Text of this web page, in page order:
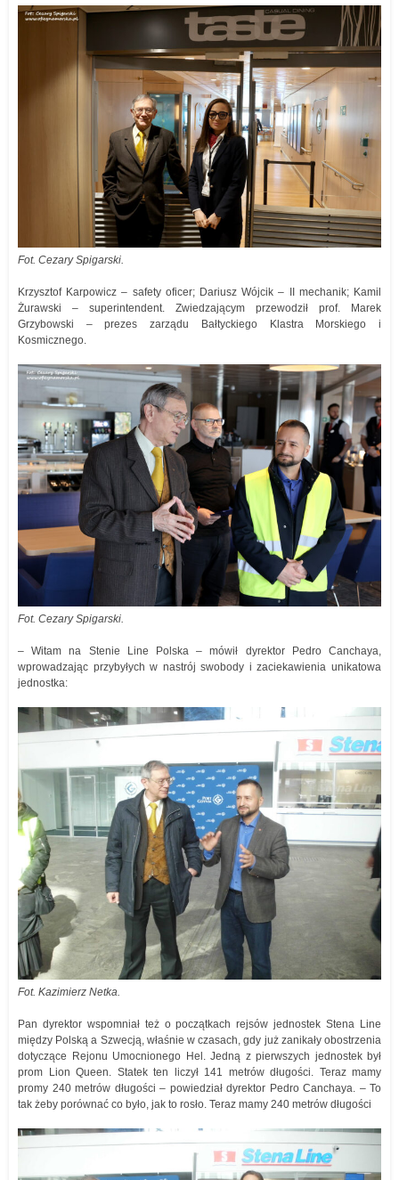
Fot. Cezary Spigarski.
Krzysztof Karpowicz – safety oficer; Dariusz Wójcik – II mechanik; Kamil
Żurawski – superintendent. Zwiedzającym przewodził prof. Marek
Grzybowski – prezes zarządu Bałtyckiego Klastra Morskiego i
Kosmicznego.
Fot. Cezary Spigarski.
– Witam na Stenie Line Polska – mówił dyrektor Pedro Canchaya,
wprowadzając przybyłych w nastrój swobody i zaciekawienia unikatowa
jednostka:
Fot. Kazimierz Netka.
Pan dyrektor wspomniał też o początkach rejsów jednostek Stena Line
między Polską a Szwecją, właśnie w czasach, gdy już zanikały obostrzenia
dotyczące Rejonu Umocnionego Hel. Jedną z pierwszych jednostek był
prom Lion Queen. Statek ten liczył 141 metrów długości. Teraz mamy
promy 240 metrów długości – powiedział dyrektor Pedro Canchaya. – To
tak żeby porównać co było, jak to rosło. Teraz mamy 240 metrów długości